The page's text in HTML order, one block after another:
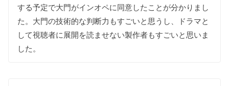
する予定で大門がインオペに同意したことが分かりまし
た。大門の技術的な判断力もすごいと思うし、ドラマと
して視聴者に展開を読ませない製作者もすごいと思いま
した。